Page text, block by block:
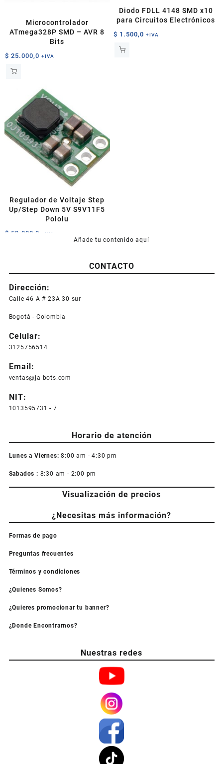
Microcontrolador
ATmega328P SMD – AVR 8
Bits
$ 25.000,0 +IVA
Diodo FDLL 4148 SMD x10
para Circuitos Electrónicos
$ 1.500,0 +IVA
Regulador de Voltaje Step
Up/Step Down 5V S9V11F5
Pololu
$ 59.000,0 +IVA
Añade tu contenido aquí
CONTACTO
Dirección:
Calle 46 A # 23A 30 sur
Bogotá - Colombia
Celular:
3125756514
Email:
ventas@ja-bots.com
NIT:
1013595731 - 7
Horario de atención
Lunes a Viernes: 8:00 am - 4:30 pm
Sabados : 8:30 am - 2:00 pm
Visualización de precios
¿Necesitas más información?
Formas de pago
Preguntas frecuentes
Términos y condiciones
¿Quienes Somos?
¿Quieres promocionar tu banner?
¿Donde Encontrarnos?
Nuestras redes